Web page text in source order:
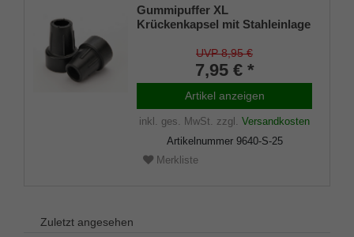
Gummipuffer XL
Krückenkapsel mit Stahleinlage
UVP 8,95 €
7,95 € *
Artikel anzeigen
inkl. ges. MwSt. zzgl. Versandkosten
Artikelnummer 9640-S-25
Merkliste
Zuletzt angesehen